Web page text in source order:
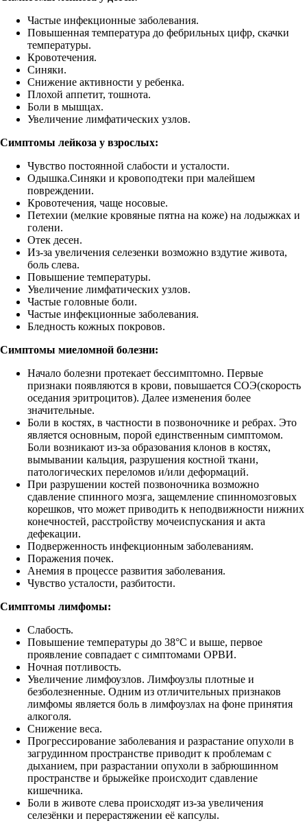
Частые инфекционные заболевания.
Повышенная температура до фебрильных цифр, скачки
температуры.
Кровотечения.
Синяки.
Снижение активности у ребенка.
Плохой аппетит, тошнота.
Боли в мышцах.
Увеличение лимфатических узлов.
Симптомы лейкоза у взрослых:
Чувство постоянной слабости и усталости.
Одышка.Синяки и кровоподтеки при малейшем
повреждении.
Кровотечения, чаще носовые.
Петехии (мелкие кровяные пятна на коже) на лодыжках и
голени.
Отек десен.
Из-за увеличения селезенки возможно вздутие живота,
боль слева.
Повышение температуры.
Увеличение лимфатических узлов.
Частые головные боли.
Частые инфекционные заболевания.
Бледность кожных покровов.
Симптомы миеломной болезни:
Начало болезни протекает бессимптомно. Первые
признаки появляются в крови, повышается СОЭ(скорость
оседания эритроцитов). Далее изменения более
значительные.
Боли в костях, в частности в позвоночнике и ребрах. Это
является основным, порой единственным симптомом.
Боли возникают из-за образования клонов в костях,
вымывании кальция, разрушения костной ткани,
патологических переломов и/или деформаций.
При разрушении костей позвоночника возможно
сдавление спинного мозга, защемление спинномозговых
корешков, что может приводить к неподвижности нижних
конечностей, расстройству мочеиспускания и акта
дефекации.
Подверженность инфекционным заболеваниям.
Поражения почек.
Анемия в процессе развития заболевания.
Чувство усталости, разбитости.
Симптомы лимфомы:
Слабость.
Повышение температуры до 38°С и выше, первое
проявление совпадает с симптомами ОРВИ.
Ночная потливость.
Увеличение лимфоузлов. Лимфоузлы плотные и
безболезненные. Одним из отличительных признаков
лимфомы является боль в лимфоузлах на фоне принятия
алкоголя.
Снижение веса.
Прогрессирование заболевания и разрастание опухоли в
загрудинном пространстве приводит к проблемам с
дыханием, при разрастании опухоли в забрюшинном
пространстве и брыжейке происходит сдавление
кишечника.
Боли в животе слева происходят из-за увеличения
селезёнки и перерастяжении её капсулы.